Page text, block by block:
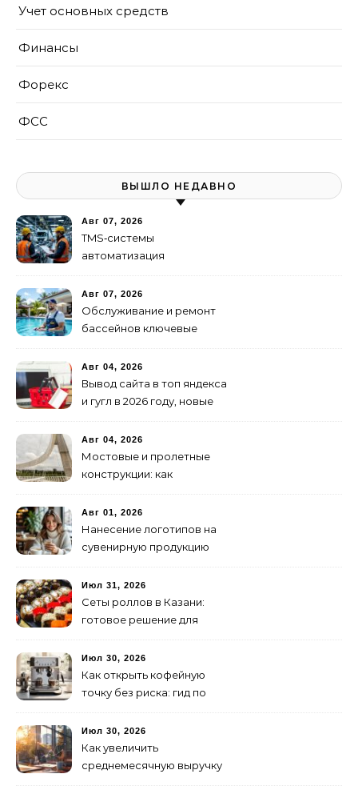
Учет основных средств
Финансы
Форекс
ФСС
ВЫШЛО НЕДАВНО
Авг 07, 2026
TMS‑системы
автоматизация
Авг 07, 2026
Обслуживание и ремонт
бассейнов ключевые
Авг 04, 2026
Вывод сайта в топ яндекса
и гугл в 2026 году, новые
Авг 04, 2026
Мостовые и пролетные
конструкции: как
изготовление и поставку
Авг 01, 2026
Нанесение логотипов на
сувенирную продукцию
Июл 31, 2026
Сеты роллов в Казани:
готовое решение для
друзьями
Июл 30, 2026
Как открыть кофейную
точку без риска: гид по
Июл 30, 2026
Как увеличить
среднемесячную выручку